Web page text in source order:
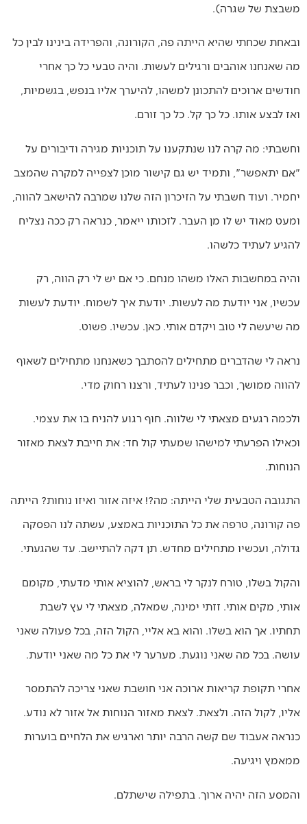
משבצת של שגרה).
ובאחת שכחתי שהיא הייתה פה, הקורונה, והפרידה בינינו לבין כל
מה שאנחנו אוהבים ורגילים לעשות. והיה טבעי כל כך אחרי
חודשים ארוכים להתכונן למשהו, להיערך אליו בנפש, בגשמיות,
ואז לבצע אותו. כל כך קל. כל כך זורם.
וחשבתי: מה קרה לנו שנתקענו על תוכניות מגירה ודיבורים על
"אם יתאפשר", ותמיד יש גם קישור מוכן לצפייה למקרה שהמצב
יחמיר. ועוד חשבתי על הזיכרון הזה שלנו שמרבה להישאב להווה,
ומעט מאוד יש לו מן העבר. לזכותו ייאמר, כנראה רק ככה נצליח
להגיע לעתיד כלשהו.
והיה במחשבות האלו משהו מנחם. כי אם יש לי רק הווה, רק
עכשיו, אני יודעת מה לעשות. יודעת איך לשמוח. יודעת לעשות
מה שיעשה לי טוב ויקדם אותי. כאן. עכשיו. פשוט.
נראה לי שהדברים מתחילים להסתבך כשאנחנו מתחילים לשאוף
להווה ממושך, וכבר פנינו לעתיד, ורצנו רחוק מדי.
ולכמה רגעים מצאתי לי שלווה. חוף רגוע להניח בו את עצמי.
וכאילו הפרעתי למישהו שמעתי קול חד: את חייבת לצאת מאזור
הנוחות.
התגובה הטבעית שלי הייתה: מה?! איזה אזור ואיזו נוחות? הייתה
פה קורונה, טרפה את כל התוכניות באמצע, עשתה לנו הפסקה
גדולה, ועכשיו מתחילים מחדש. תן דקה להתיישב. עד שהגעתי.
והקול בשלו, טורח לנקר לי בראש, להוציא אותי מדעתי, מקומם
אותי, מקים אותי. זזתי ימינה, שמאלה, מצאתי לי עץ לשבת
תחתיו. אך הוא בשלו. והוא בא אליי, הקול הזה, בכל פעולה שאני
עושה. בכל מה שאני נוגעת. מערער לי את כל מה שאני יודעת.
אחרי תקופת קריאות ארוכה אני חושבת שאני צריכה להתמסר
אליו, לקול הזה. ולצאת. לצאת מאזור הנוחות אל אזור לא נודע.
כנראה אעבוד שם קשה הרבה יותר וארגיש את הלחיים בוערות
ממאמץ ויגיעה.
והמסע הזה יהיה ארוך. בתפילה שישתלם.